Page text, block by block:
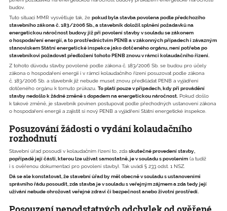
budov.
Tuto situaci MMR vysvětluje tak, že pokud byla stavba povolena podle předchozího
stavebního zákona č. 183/2006 Sb., a stavebník doložil splnění požadavků na
energetickou náročnost budovy již při povolení stavby v souladu se zákonem
o hospodaření energií, a to prostřednictvím PENB a v zákonných případech i závazným
stanoviskem Státní energetické inspekce jako dotčeného orgánu, není potřeba po
stavebníkovi požadovat předložení tohoto PENB znovu v rámci kolaudačního řízení.
Z tohoto důvodu stavby povolené podle zákona č. 183/2006 Sb. se budou pro účely
zákona o hospodaření energií i v rámci kolaudačního řízení posuzovat podle zákona
č. 183/2006 Sb. a stavebník již nebude muset znovu předkládat PENB a vyjádření
dotčeného orgánu k tomuto průkazu. To platí pouze v případech, kdy při provádění
stavby nedošlo k žádné změně s dopadem na energetickou náročnost. Pokud došlo
k takové změně, je stavebník povinen postupovat podle přechodných ustanovení zákona
o hospodaření energií a zajistit si nový PENB a vyjádření Státní energetické inspekce.
Posuzování žádosti o vydání kolaudačního
rozhodnutí
Stavební úřad posoudí v kolaudačním řízení to, zda skutečné provedení stavby,
popřípadě její části, kterou lze užívat samostatně, je v souladu s povolením (a tudíž
i s ověřenou dokumentací pro povolení stavby). Tak uvádí § 233 odst. 1 NSZ.
Dá se ale konstatovat, že stavební úřad by měl obecně v souladu s ustanoveními
správního řádu posoudit, zda stavba je v souladu s veřejným zájmem a zda tedy její
užívání nebude ohrožovat veřejné zdraví či bezpečnost anebo životní prostředí.